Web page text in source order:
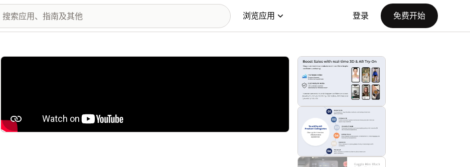
浏览应用 登录 免费开始
配图图库